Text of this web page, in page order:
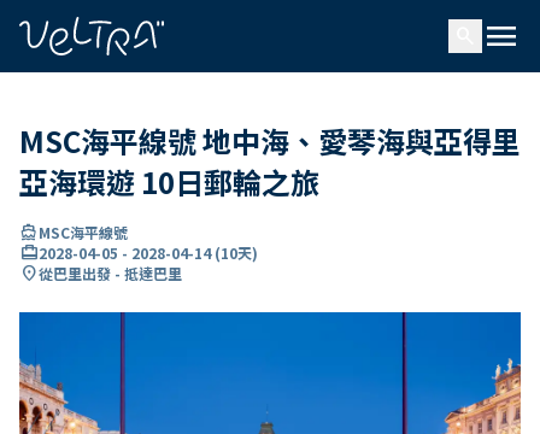
menu
MSC海平線號 地中海、愛琴海與亞得里
亞海環遊 10日郵輪之旅
directions_boatMSC海平線號
card_travel2028-04-05 - 2028-04-14(10天)
location_on從巴里出發 - 抵達巴里